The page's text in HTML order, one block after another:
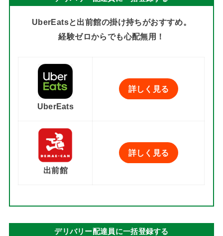
UberEatsと出前館の掛け持ちがおすすめ。
経験ゼロからでも心配無用！
UberEats
詳しく見る
出前館
詳しく見る
デリバリー配達員に一括登録する